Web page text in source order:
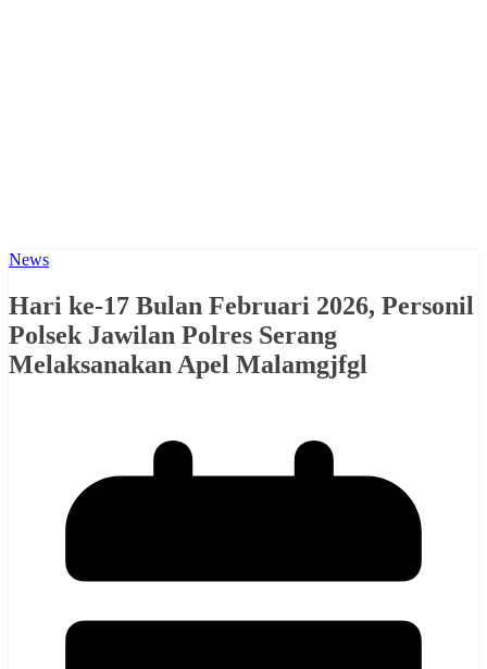
News
Hari ke-17 Bulan Februari 2026, Personil
Polsek Jawilan Polres Serang
Melaksanakan Apel Malamgjfgl